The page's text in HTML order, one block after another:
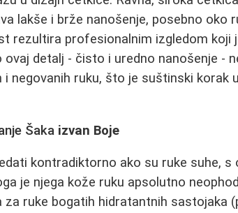
lakše i brže nanošenje, posebno oko
rezultira profesionalnim izgledom koji
detalj - čisto i uredno nanošenje -
negovanih ruku, što je suštinski korak
Šaka izvan Boje
kontradiktorno ako su ruke suhe,
je njega kože ruku apsolutno
ruke bogatih hidratantnih sastojaka